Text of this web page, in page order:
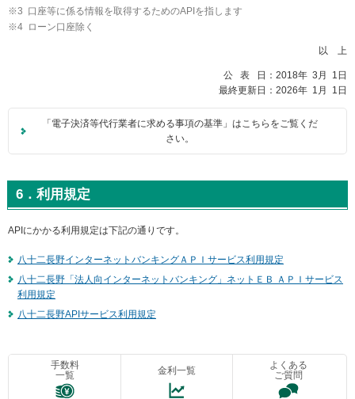
口座等に係る情報を取得するためのAPIを指します
ローン口座除く
以 上
公 表 日：2018年 3月 1日
最終更新日：2026年 1月 1日
「電子決済等代行業者に求める事項の基準」はこちらをご覧くだ
さい。
6．利用規定
APIにかかる利用規定は下記の通りです。
八十二長野インターネットバンキングＡＰＩサービス利用規定
八十二長野「法人向インターネットバンキング」ネットＥＢ ＡＰＩサービス
利用規定
八十二長野APIサービス利用規定
手数料
一覧
金利一覧
よくある
ご質問